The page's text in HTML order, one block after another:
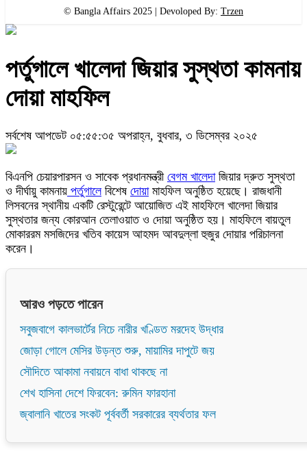
© Bangla Affairs 2025 | Devoloped By: Trzen
পর্তুগালে খালেদা জিয়ার সুস্থতা কামনায়
দোয়া মাহফিল
সর্বশেষ আপডেট ০৫:৫৫:৩৫ অপরাহ্ন, বুধবার, ৩ ডিসেম্বর ২০২৫
বিএনপি চেয়ারপারসন ও সাবেক প্রধানমন্ত্রী বেগম খালেদাজিয়ার দ্রুত সুস্থতা
ও দীর্ঘায়ু কামনায় পর্তুগালেবিশেষ দোয়ামাহফিল অনুষ্ঠিত হয়েছে। রাজধানী
লিসবনের স্থানীয় একটি রেস্টুরেন্টে আয়োজিত এই মাহফিলে খালেদা জিয়ার
সুস্থতার জন্য কোরআন তেলাওয়াত ও দোয়া অনুষ্ঠিত হয়। মাহফিলে বায়তুল
মোকাররম মসজিদের খতিব কায়েস আহমদ আবদুল্লা হুজুর দোয়ার পরিচালনা
করেন।
আরও পড়তে পারেন
সবুজবাগে কালভার্টের নিচে নারীর খণ্ডিত মরদেহ উদ্ধার
জোড়া গোলে মেসির উড়ন্ত শুরু, মায়ামির দাপুটে জয়
সৌদিতে আকামা নবায়নে বাধা থাকছে না
শেখ হাসিনা দেশে ফিরবেন: রুমিন ফারহানা
জ্বালানি খাতের সংকট পূর্ববর্তী সরকারের ব্যর্থতার ফল